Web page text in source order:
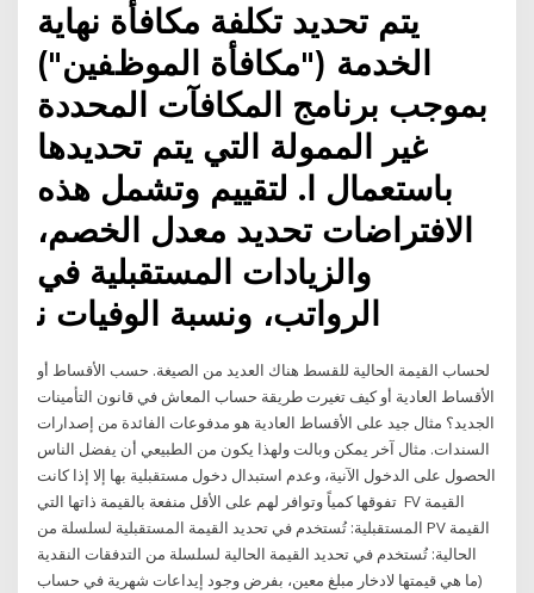
ﻳﺘﻢ ﺗﺤﺪﻳﺪ ﺗﻜﻠﻔﺔ ﻣﻜﺎﻓﺄﺓ ﻧﻬﺎﻳﺔ
ﺍﻟﺨﺪﻣﺔ ("ﻣﻜﺎﻓﺄﺓ ﺍﻟﻤﻮﻅﻔﻴﻦ")
ﺑﻤﻮﺟﺐ ﺑﺮﻧﺎﻣﺞ ﺍﻟﻤﻜﺎﻓﺂﺕ ﺍﻟﻤﺤﺪﺩﺓ
ﻏﻴﺮ ﺍﻟﻤﻤﻮﻟﺔ ﺍﻟﺘﻲ ﻳﺘﻢ ﺗﺤﺪﻳﺪﻫﺎ
ﺑﺎﺳﺘﻌﻤﺎﻝ ﺍ. ﻟﺘﻘﻴﻴﻢ ﻭﺗﺸﻤﻞ ﻫﺬﻩ
ﺍﻻﻓﺘﺮﺍﺿﺎﺕ ﺗﺤﺪﻳﺪ ﻣﻌﺪﻝ ﺍﻟﺨﺼﻢ،
ﻭﺍﻟﺰﻳﺎﺩﺍﺕ ﺍﻟﻤﺴﺘﻘﺒﻠﻴﺔ ﻓﻲ
ﺍﻟﺮﻭﺍﺗﺐ، ﻭﻧﺴﺒﺔ ﺍﻟﻮﻓﻴﺎﺕ ﻧ
لحساب القيمة الحالية للقسط هناك العديد من الصيغة. حسب الأقساط أو
الأقساط العادية أو كيف تغيرت طريقة حساب المعاش في قانون التأمينات
الجديد؟ مثال جيد على الأقساط العادية هو مدفوعات الفائدة من إصدارات
السندات. مثال آخر يمكن وبالت ولهذا يكون من الطبيعي أن يفضل الناس
الحصول على الدخول الآنية، وعدم استبدال دخول مستقبلية بها إلا إذا كانت
تفوقها كمياً وتوافر لهم على الأقل منفعة بالقيمة ذاتها التي FV القيمة
المستقبلية: تُستخدم في تحديد القيمة المستقبلية لسلسلة من PV القيمة
الحالية: تُستخدم في تحديد القيمة الحالية لسلسلة من التدفقات النقدية
(ما هي قيمتها لادخار مبلغ معين، بفرض وجود إيداعات شهرية في حساب